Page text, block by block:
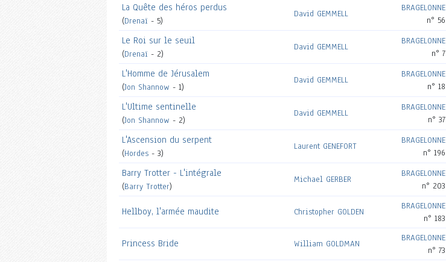
La Quête des héros perdus
(Drenaï - 5)
David GEMMELL
BRAGELONNE
n° 56
Le Roi sur le seuil
(Drenaï - 2)
David GEMMELL
BRAGELONNE
n° 7
L'Homme de Jérusalem
(Jon Shannow - 1)
David GEMMELL
BRAGELONNE
n° 18
L'Ultime sentinelle
(Jon Shannow - 2)
David GEMMELL
BRAGELONNE
n° 37
L'Ascension du serpent
(Hordes - 3)
Laurent GENEFORT
BRAGELONNE
n° 196
Barry Trotter - L'intégrale
(Barry Trotter)
Michael GERBER
BRAGELONNE
n° 203
Hellboy, l'armée maudite Christopher GOLDEN
BRAGELONNE
n° 183
Princess Bride William GOLDMAN
BRAGELONNE
n° 73